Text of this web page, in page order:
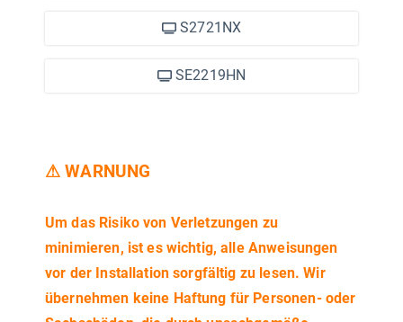
S2721NX
SE2219HN
⚠ WARNUNG
Um das Risiko von Verletzungen zu
minimieren, ist es wichtig, alle Anweisungen
vor der Installation sorgfältig zu lesen. Wir
übernehmen keine Haftung für Personen- oder